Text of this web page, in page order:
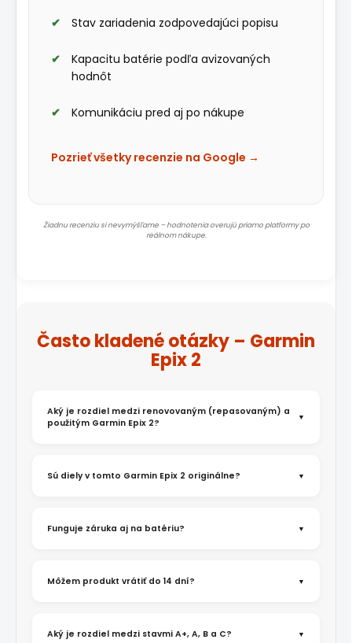
Stav zariadenia zodpovedajúci popisu
Kapacitu batérie podľa avizovaných
hodnôt
Komunikáciu pred aj po nákupe
Pozrieť všetky recenzie na Google →
Žiadnu recenziu si nevymýšľame – hodnotenia overujú priamo platformy po
reálnom nákupe.
Často kladené otázky – Garmin
Epix 2
Aký je rozdiel medzi renovovaným (repasovaným) a
použitým Garmin Epix 2?
Sú diely v tomto Garmin Epix 2 originálne?
Funguje záruka aj na batériu?
Môžem produkt vrátiť do 14 dní?
Aký je rozdiel medzi stavmi A+, A, B a C?